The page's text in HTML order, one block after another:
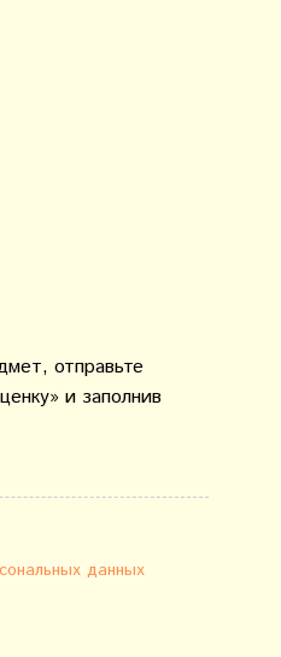
отправьте
и заполнив
данных